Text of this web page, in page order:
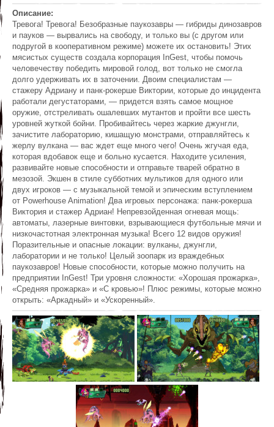
Описание:
Тревога! Тревога! Безобразные паукозавры — гибриды динозавров
и пауков — вырвались на свободу, и только вы (с другом или
подругой в кооперативном режиме) можете их остановить! Этих
мясистых существ создала корпорация InGest, чтобы помочь
человечеству победить мировой голод, вот только не смогла
долго удерживать их в заточении. Двоим специалистам —
стажеру Адриану и панк-рокерше Виктории, которые до инцидента
работали дегустаторами, — придется взять самое мощное
оружие, отстреливать ошалевших мутантов и пройти все шесть
уровней жуткой бойни. Пробивайтесь через жаркие джунгли,
зачистите лабораторию, кишащую монстрами, отправляйтесь к
жерлу вулкана — вас ждет еще много чего! Очень жгучая еда,
которая вдобавок еще и больно кусается. Находите усиления,
развивайте новые способности и отправьте тварей обратно в
мезозой. Экшен в стиле субботних мультиков для одного или
двух игроков — с музыкальной темой и эпическим вступлением
от Powerhouse Animation! Два игровых персонажа: панк-рокерша
Виктория и стажер Адриан! Непревзойденная огневая мощь:
автоматы, лазерные винтовки, взрывающиеся футбольные мячи и
низкочастотная электронная музыка! Всего 12 видов оружия!
Поразительные и опасные локации: вулканы, джунгли,
лаборатории и не только! Целый зоопарк из враждебных
паукозавров! Новые способности, которые можно получить на
предприятии InGest! Три уровня сложности: «Хорошая прожарка»,
«Средняя прожарка» и «С кровью»! Плюс режимы, которые можно
открыть: «Аркадный» и «Ускоренный».